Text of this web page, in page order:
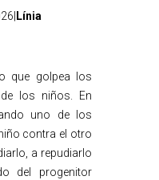
Línia
que golpea los
los niños. En
uno de los
contra el otro
a repudiarlo
del progenitor